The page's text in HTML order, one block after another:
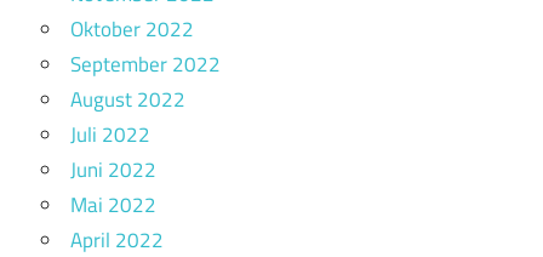
Oktober 2022
September 2022
August 2022
Juli 2022
Juni 2022
Mai 2022
April 2022